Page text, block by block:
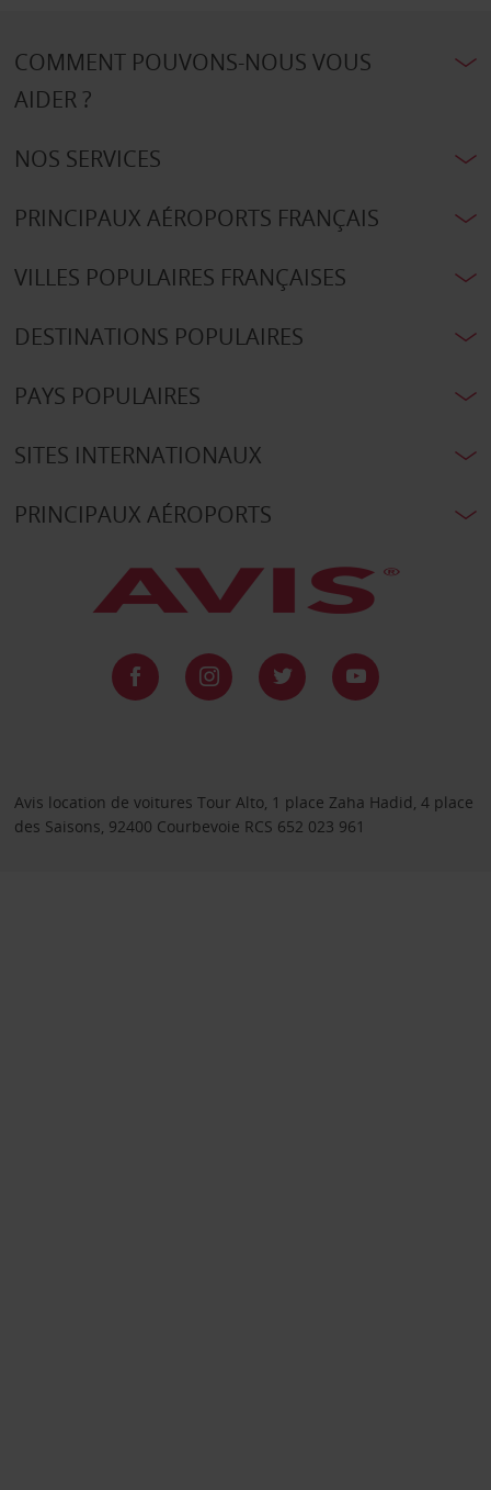
COMMENT POUVONS-NOUS VOUS
AIDER ?
NOS SERVICES
PRINCIPAUX AÉROPORTS FRANÇAIS
VILLES POPULAIRES FRANÇAISES
DESTINATIONS POPULAIRES
PAYS POPULAIRES
SITES INTERNATIONAUX
PRINCIPAUX AÉROPORTS
Avis location de voitures Tour Alto, 1 place Zaha Hadid, 4 place
des Saisons, 92400 Courbevoie RCS 652 023 961